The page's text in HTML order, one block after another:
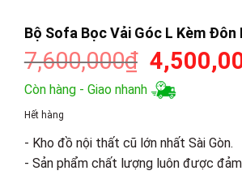
Bộ Sofa Bọc Vải Góc L Kèm Đôn
7,600,000₫ Giá
gốc
là:
Còn hàng - Giao nhanh
Hết hàng
- Kho đồ nội thất cũ lớn nhất Sài Gòn.
- Sản phẩm chất lượng luôn được